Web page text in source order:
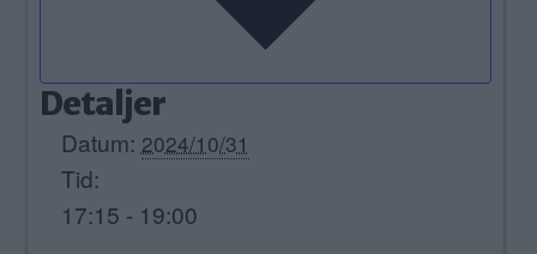
Detaljer
Datum: 2024/10/31
Tid:
17:15 - 19:00